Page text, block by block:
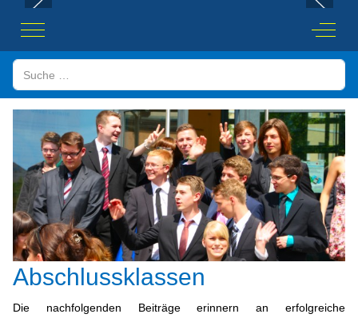
Mobile Menu Toggle Off-
Suchen
Abschlussklassen
Die nachfolgenden Beiträge erinnern an erfolgreiche